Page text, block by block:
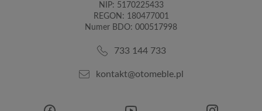
NIP: 5170225433
REGON: 180477001
Numer BDO: 000517998
733 144 733
kontakt@otomeble.pl